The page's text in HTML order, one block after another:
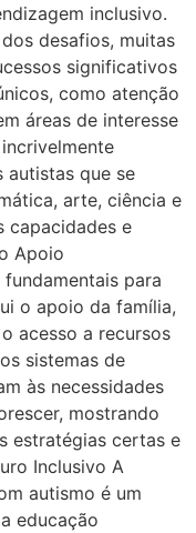
inclusivo.
desafios, muitas
significativos
como atenção
áreas de interesse
autistas que se
arte, ciência e
capacidades e
Apoio
para
o apoio da família,
acesso a recursos
sistemas de
às necessidades
mostrando
estratégias certas e
Inclusivo A
autismo é um
educação